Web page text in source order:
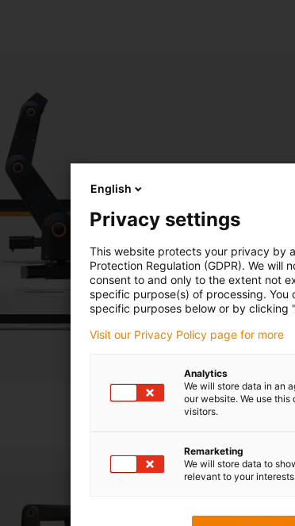
English
Privacy settings
This website protects your privacy by
Protection Regulation (GDPR). We
consent to and only to the extent not
specific purpose(s) of processing.
specific purposes below or by clicking
Visit our Privacy Policy page for more
Analytics
We will store data in an
our website. We use
visitors.
Remarketing
We will store data to
relevant to your interests.